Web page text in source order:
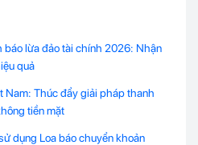
báo lừa đảo tài chính 2026: Nhận
quả
Nam: Thúc đẩy giải pháp thanh
tiền mặt
dụng Loa báo chuyển khoản